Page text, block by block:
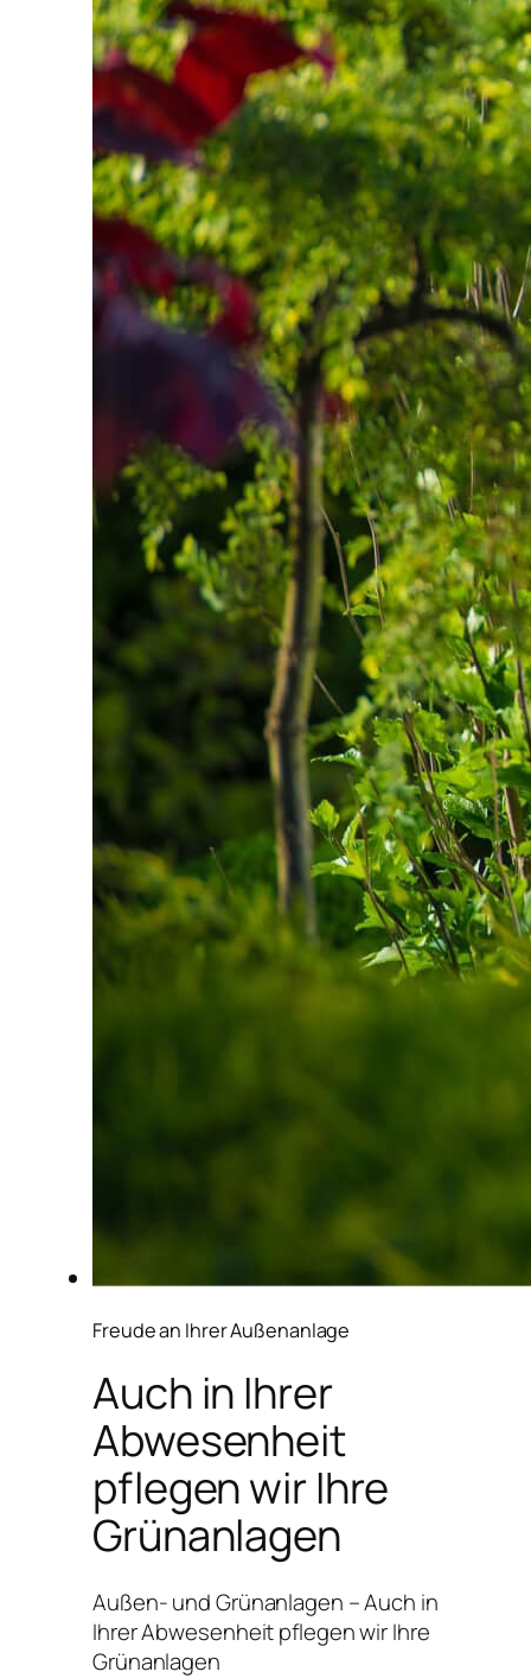
Freude an Ihrer Außenanlage
Auch in Ihrer
Abwesenheit
pflegen wir Ihre
Grünanlagen
Außen- und Grünanlagen – Auch in
Ihrer Abwesenheit pflegen wir Ihre
Grünanlagen